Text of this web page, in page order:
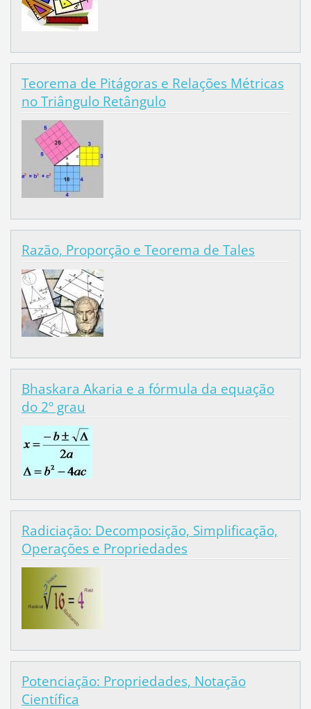
Teorema de Pitágoras e Relações Métricas
no Triângulo Retângulo
Razão, Proporção e Teorema de Tales
Bhaskara Akaria e a fórmula da equação
do 2º grau
Radiciação: Decomposição, Simplificação,
Operações e Propriedades
Potenciação: Propriedades, Notação
Científica